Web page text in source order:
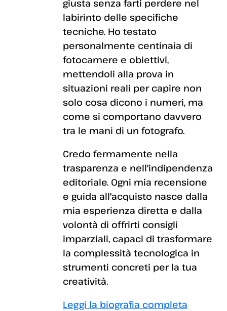
giusta senza farti perdere nel
labirinto delle specifiche
tecniche. Ho testato
personalmente centinaia di
fotocamere e obiettivi,
mettendoli alla prova in
situazioni reali per capire non
solo cosa dicono i numeri, ma
come si comportano davvero
tra le mani di un fotografo.
Credo fermamente nella
trasparenza e nell'indipendenza
editoriale. Ogni mia recensione
e guida all'acquisto nasce dalla
mia esperienza diretta e dalla
volontà di offrirti consigli
imparziali, capaci di trasformare
la complessità tecnologica in
strumenti concreti per la tua
creatività.
Leggi la biografia completa